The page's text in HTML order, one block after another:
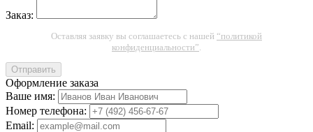
Заказ:
Оставляя заявку вы соглашаетесь с нашей “политикой
конфиденциальности”
Отправить
Оформление заказа
Ваше имя:
Номер телефона:
Email: